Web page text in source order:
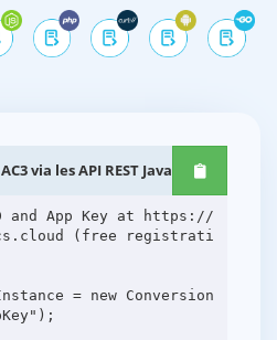
via les API REST Java
and App Key at https://
(free registrati
= new Conversion